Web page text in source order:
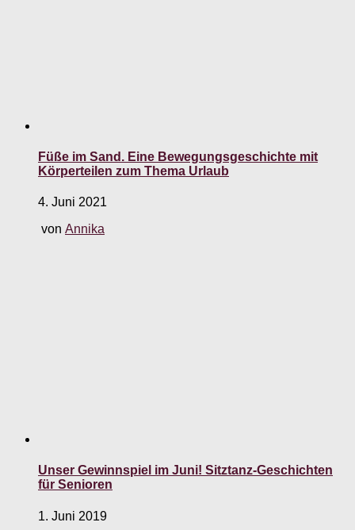
Füße im Sand. Eine Bewegungsgeschichte mit
Körperteilen zum Thema Urlaub
4. Juni 2021
von Annika
Unser Gewinnspiel im Juni! Sitztanz-Geschichten
für Senioren
1. Juni 2019